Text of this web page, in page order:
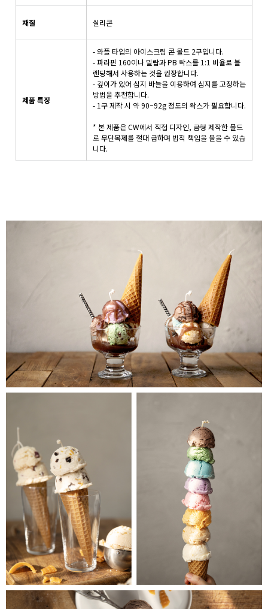
재질 실리콘
제품 특징
- 와플 타입의 아이스크림 콘 몰드 2구입니다.
- 파라핀 160이나 밀랍과 PB 왁스를 1:1 비율로 블
렌딩해서 사용하는 것을 권장합니다.
- 깊이가 있어 심지 바늘을 이용하여 심지를 고정하는
방법을 추천합니다.
- 1구 제작 시 약 90~92g 정도의 왁스가 필요합니다.
* 본 제품은 CW에서 직접 디자인, 금형 제작한 몰드
로 무단복제를 절대 금하며 법적 책임을 물을 수 있습
니다.